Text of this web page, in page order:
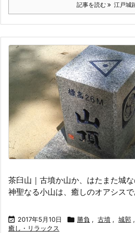
記事を読む 江戸城
茶臼山｜古墳か山か、はたまた城
神聖なる小山は、癒しのオアシスで
 2017年5月10日  勝負 , 古墳 , 城郭 ,
癒し・リラックス